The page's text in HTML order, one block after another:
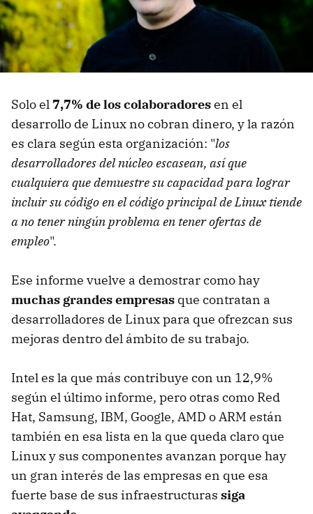
Solo el 7,7% de los colaboradoresen el
desarrollo de Linux no cobran dinero, y la razón
es clara según esta organización: "los
desarrolladores del núcleo escasean, así que
cualquiera que demuestre su capacidad para lograr
incluir su código en el código principal de Linux tiende
a no tener ningún problema en tener ofertas de
empleo".
Ese informe vuelve a demostrar como hay
muchas grandes empresas que contratan a
desarrolladores de Linux para que ofrezcan sus
mejoras dentro del ámbito de su trabajo.
Intel es la que más contribuye con un 12,9%
según el último informe, pero otras como Red
Hat, Samsung, IBM, Google, AMD o ARM están
también en esa lista en la que queda claro que
Linux y sus componentes avanzan porque hay
un gran interés de las empresas en que esa
fuerte base de sus infraestructuras siga